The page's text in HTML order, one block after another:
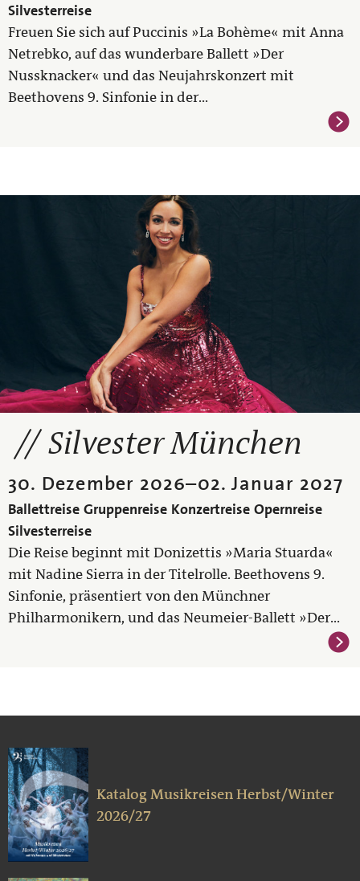
Silvesterreise
Freuen Sie sich auf Puccinis »La Bohème« mit Anna
Netrebko, auf das wunderbare Ballett »Der
Nussknacker« und das Neujahrskonzert mit
Beethovens 9. Sinfonie in der...
Silvester München
30. Dezember 2026–02. Januar 2027
Ballettreise Gruppenreise Konzertreise Opernreise
Silvesterreise
Die Reise beginnt mit Donizettis »Maria Stuarda«
mit Nadine Sierra in der Titelrolle. Beethovens 9.
Sinfonie, präsentiert von den Münchner
Philharmonikern, und das Neumeier-Ballett »Der...
Katalog Musikreisen Herbst/Winter
2026/27